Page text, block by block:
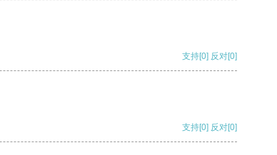
支持[0] 反对[0]
支持[0] 反对[0]